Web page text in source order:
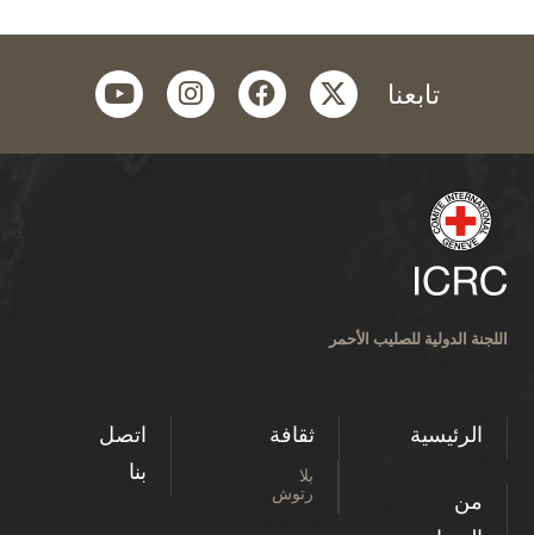
تابعنا twitter
facebook
instagram
youtube
اللجنة الدولية للصليب الأحمر
الرئيسية
من
ثقافة
بلا
رتوش
اتصل
بنا